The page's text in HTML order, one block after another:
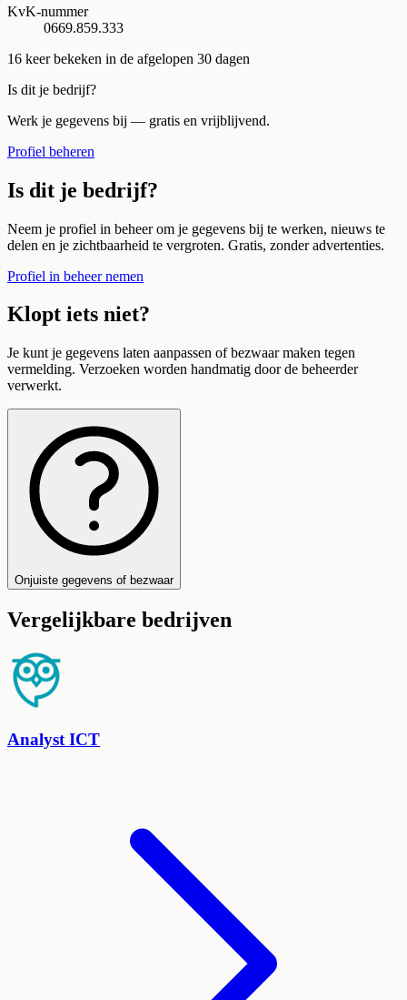
KvK-nummer
0669.859.333
16 keer bekeken in de afgelopen 30 dagen
Is dit je bedrijf?
Werk je gegevens bij — gratis en vrijblijvend.
Profiel beheren
Is dit je bedrijf?
Neem je profiel in beheer om je gegevens bij te werken, nieuws te
delen en je zichtbaarheid te vergroten. Gratis, zonder advertenties.
Profiel in beheer nemen
Klopt iets niet?
Je kunt je gegevens laten aanpassen of bezwaar maken tegen
vermelding. Verzoeken worden handmatig door de beheerder
verwerkt.
Onjuiste gegevens of bezwaar
Vergelijkbare bedrijven
Analyst ICT